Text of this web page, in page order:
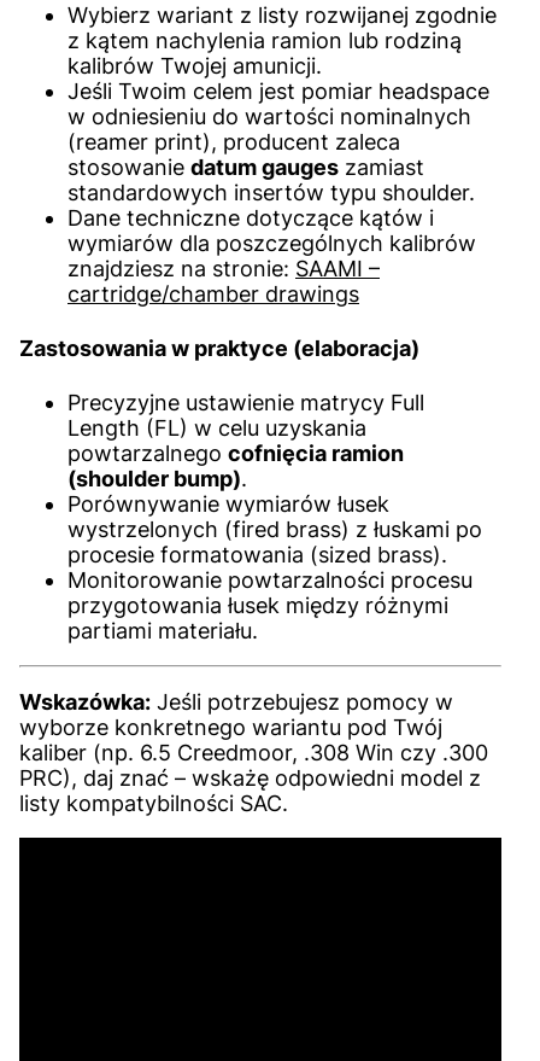
Wybierz wariant z listy rozwijanej zgodnie
z kątem nachylenia ramion lub rodziną
kalibrów Twojej amunicji.
Jeśli Twoim celem jest pomiar headspace
w odniesieniu do wartości nominalnych
(reamer print), producent zaleca
stosowanie datum gauges zamiast
standardowych insertów typu shoulder.
Dane techniczne dotyczące kątów i
wymiarów dla poszczególnych kalibrów
znajdziesz na stronie: SAAMI –
cartridge/chamber drawings
Zastosowania w praktyce (elaboracja)
Precyzyjne ustawienie matrycy Full
Length (FL) w celu uzyskania
powtarzalnego cofnięcia ramion
(shoulder bump).
Porównywanie wymiarów łusek
wystrzelonych (fired brass) z łuskami po
procesie formatowania (sized brass).
Monitorowanie powtarzalności procesu
przygotowania łusek między różnymi
partiami materiału.
Wskazówka: Jeśli potrzebujesz pomocy w
wyborze konkretnego wariantu pod Twój
kaliber (np. 6.5 Creedmoor, .308 Win czy .300
PRC), daj znać – wskażę odpowiedni model z
listy kompatybilności SAC.